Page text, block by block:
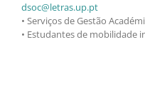
dsoc@letras.up.pt
• Serviços de Gestão
• Estudantes de mobilidade